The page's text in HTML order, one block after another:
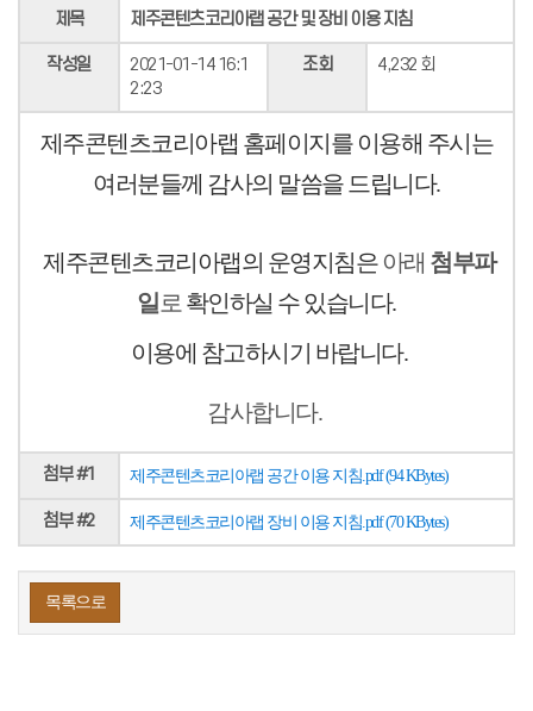
제목 제주콘텐츠코리아랩 공간 및 장비 이용 지침
작성일
2021-01-14 16:1
2:23
조회 4,232 회
제주콘텐츠코리아랩 홈페이지를 이용해 주시는
여러분들께 감사의 말씀을 드립니다.
제주콘텐츠코리아랩의 운영지침은 아래 첨부파
일 로 확인하실 수 있습니다.
이용에 참고하시기 바랍니다.
감사합니다.
첨부 #1 제주콘텐츠코리아랩 공간 이용 지침.pdf (94 KBytes)
첨부 #2 제주콘텐츠코리아랩 장비 이용 지침.pdf (70 KBytes)
목록으로